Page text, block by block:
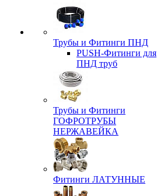
Трубы и Фитинги ПНД
PUSH-Фитинги для
ПНД труб
Трубы и Фитинги
ГОФРОТРУБЫ
НЕРЖАВЕЙКА
Фитинги ЛАТУННЫЕ